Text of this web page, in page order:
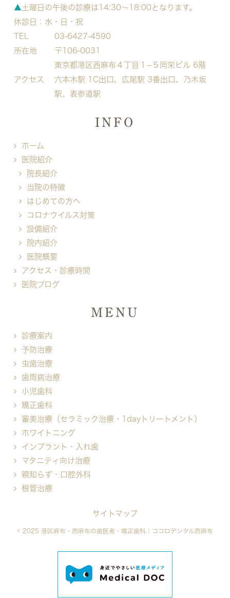
▲ 土曜日の午後の診療は14:30～18:00となります。
休診日：水・日・祝
TEL
03-6427-4590
所在地
〒106-0031
東京都港区西麻布４丁目１−５ 同栄ビル 6階
アクセス
六本木駅 1C出口、広尾駅 3番出口、乃木坂
駅、表参道駅
INFO
ホーム
医院紹介
院長紹介
当院の特徴
はじめての方へ
コロナウイルス対策
設備紹介
院内紹介
医院概要
アクセス・診療時間
医院ブログ
MENU
診療案内
予防治療
虫歯治療
歯周病治療
小児歯科
矯正歯科
審美治療（セラミック治療・1dayトリートメント）
ホワイトニング
インプラント・入れ歯
マタニティ向け治療
親知らず・口腔外科
根管治療
サイトマップ
© 2025 港区麻布・西麻布の歯医者・矯正歯科｜ココロデンタル西麻布